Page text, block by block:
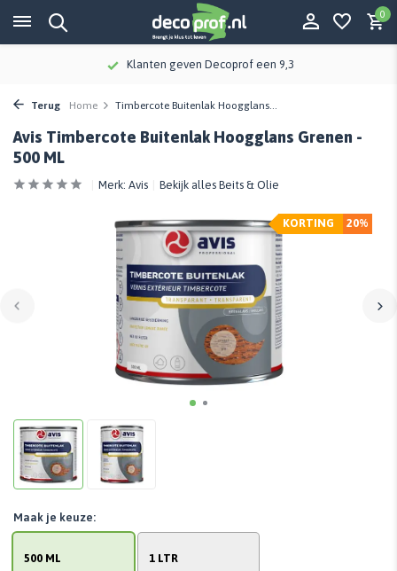
0
Klanten geven Decoprof een 9,3
Terug Home Timbercote Buitenlak Hoogglans...
Avis Timbercote Buitenlak Hoogglans Grenen -
500 ML
Merk: Avis Bekijk alles Beits & Olie
20%
KORTING
500 ML 1 LTR
Maak je keuze: